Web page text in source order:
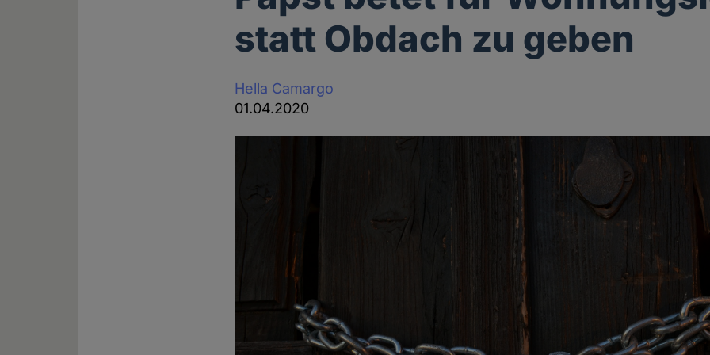
statt Obdach zu geben
Hella Camargo
01.04.2020